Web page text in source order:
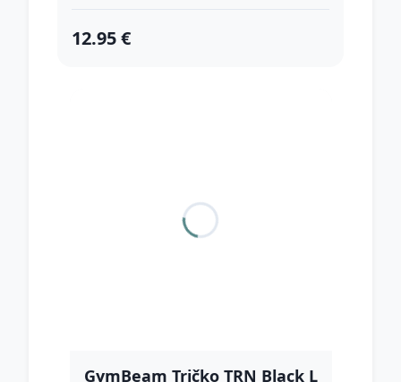
12.95 €
GymBeam Tričko TRN Black L